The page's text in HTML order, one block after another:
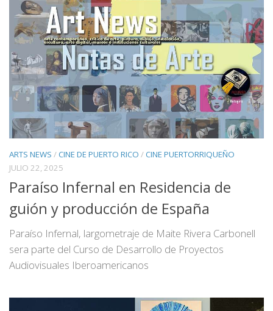
ARTS NEWS /CINE DE PUERTO RICO /CINE PUERTORRIQUEÑO
JULIO 22, 2025
Paraíso Infernal en Residencia de
guión y producción de España
Paraíso Infernal, largometraje de Maite Rivera Carbonell
sera parte del Curso de Desarrollo de Proyectos
Audiovisuales Iberoamericanos